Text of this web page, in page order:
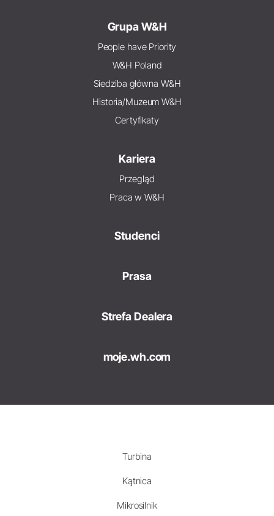
Grupa W&H
People have Priority
W&H Poland
Siedziba główna W&H
Historia/Muzeum W&H
Certyfikaty
Kariera
Przegląd
Praca w W&H
Studenci
Prasa
Strefa Dealera
moje.wh.com
Turbina
Kątnica
Mikrosilnik